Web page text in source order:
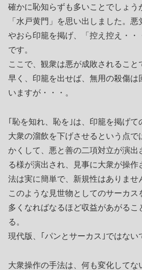
確かに恥知らずも多いことでしょう
「水戸黄門」を思い出しました。悪
やおら印籠を掲げ、「控え控え・・
です。
ここで、観衆は悪が成敗されること
早く、印籠を出せば、無用の殺傷は
いますが・・・。
｢恥を知れ、恥を｣は、印籠を掲げて
大衆の溜飲を下げさせるという点で
かくして、悪と善の二項対立が演出
る様が演出され、見事に大衆が操
法は実に簡単で、新規性はありませ
このような見世物としてのサーカ
多くなればなるほど収益があがるこ
る。
現代版、｢パンとサーカス｣ではない
大衆操作の手法は、何も変化してな